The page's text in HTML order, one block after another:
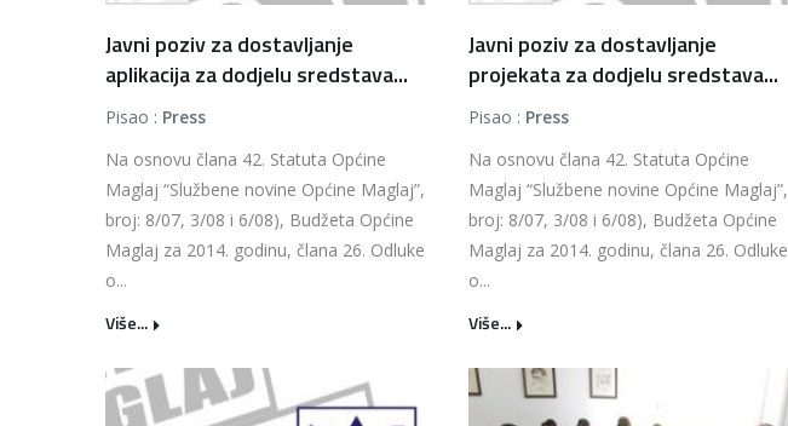
Javni poziv za dostavljanje
aplikacija za dodjelu sredstava...
Pisao : Press
Na osnovu člana 42. Statuta Općine
Maglaj “Službene novine Općine Maglaj”,
broj: 8/07, 3/08 i 6/08), Budžeta Općine
Maglaj za 2014. godinu, člana 26. Odluke
o...
Više...
Javni poziv za dostavljanje
projekata za dodjelu sredstava...
Pisao : Press
Na osnovu člana 42. Statuta Općine
Maglaj “Službene novine Općine Maglaj”,
broj: 8/07, 3/08 i 6/08), Budžeta Općine
Maglaj za 2014. godinu, člana 26. Odluke
o...
Više...